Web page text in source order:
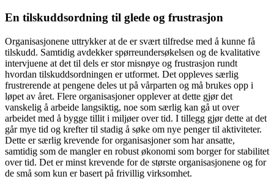
En tilskuddsordning til glede og frustrasjon
Organisasjonene uttrykker at de er svært tilfredse med å kunne få
tilskudd. Samtidig avdekker spørreundersøkelsen og de kvalitative
intervjuene at det til dels er stor misnøye og frustrasjon rundt
hvordan tilskuddsordningen er utformet. Det oppleves særlig
frustrerende at pengene deles ut på vårparten og må brukes opp i
løpet av året. Flere organisasjoner opplever at dette gjør det
vanskelig å arbeide langsiktig, noe som særlig kan gå ut over
arbeidet med å bygge tillit i miljøer over tid. I tillegg gjør dette at det
går mye tid og krefter til stadig å søke om nye penger til aktiviteter.
Dette er særlig krevende for organisasjoner som har ansatte,
samtidig som de mangler en robust økonomi som borger for stabilitet
over tid. Det er minst krevende for de største organisasjonene og for
de små som kun er basert på frivillig virksomhet.